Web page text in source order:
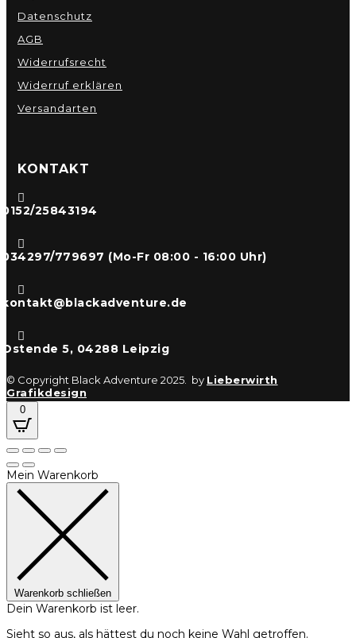
Datenschutz
AGB
Widerrufsrecht
Widerruf erklären
Versandarten
KONTAKT

0152/25843194

034297/779697 (Mo-Fr 08:00 - 16:00 Uhr)

kontakt@blackadventure.de

Ostende 5, 04288 Leipzig
© Copyright Black Adventure 2025. by Lieberwirth
Grafikdesign
0
Mein Warenkorb
Warenkorb schließen
Dein Warenkorb ist leer.
Sieht so aus, als hättest du noch keine Wahl getroffen.